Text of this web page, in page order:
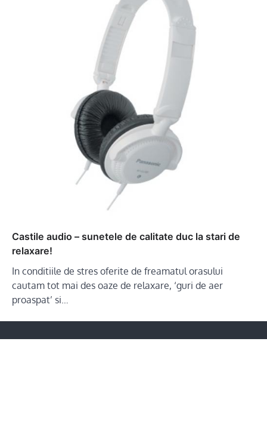
Castile audio – sunetele de calitate duc la stari de
relaxare!
In conditiile de stres oferite de freamatul orasului
cautam tot mai des oaze de relaxare, ‘guri de aer
proaspat’ si…